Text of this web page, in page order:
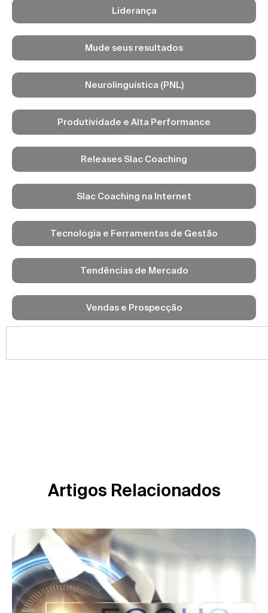
Liderança
Mude seus resultados
Neurolinguística (PNL)
Produtividade e Alta Performance
Releases Slac Coaching
Slac Coaching na Internet
Tecnologia e Ferramentas de Gestão
Tendências de Mercado
Vendas e Prospecção
Artigos Relacionados